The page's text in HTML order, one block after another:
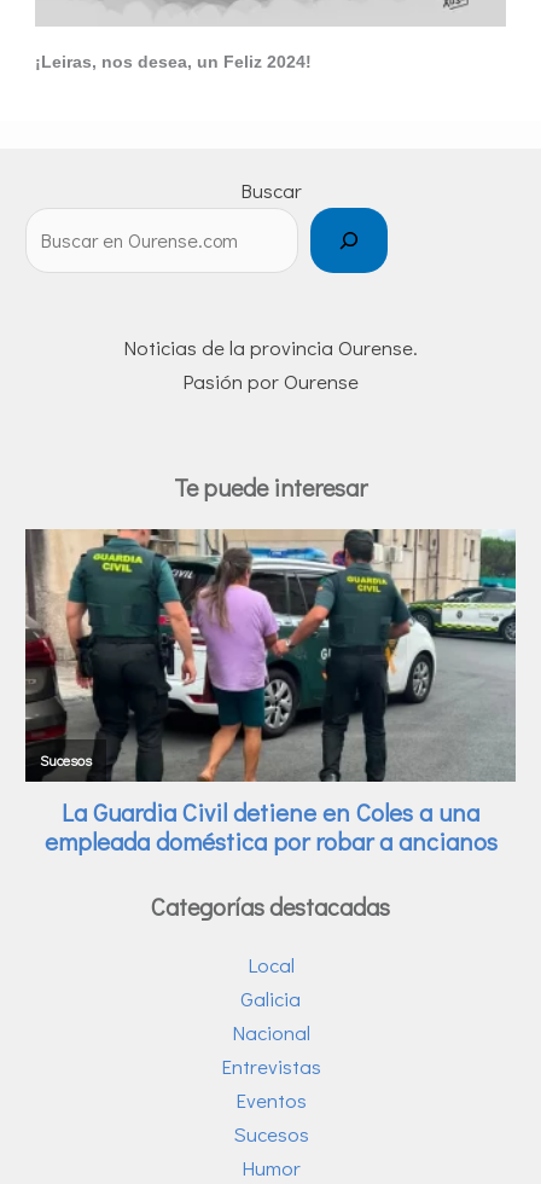
¡Leiras, nos desea, un Feliz 2024!
Buscar
Noticias de la provincia Ourense.
Pasión por Ourense
Te puede interesar
Categorías destacadas
Local
Galicia
Nacional
Entrevistas
Eventos
Sucesos
Humor